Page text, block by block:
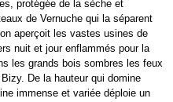
protégée de la sèche et
de Vernuche qui la séparent
aperçoit les vastes usines de
nuit et jour enflammés pour la
les grands bois sombres les feux
De la hauteur qui domine
immense et variée déploie un